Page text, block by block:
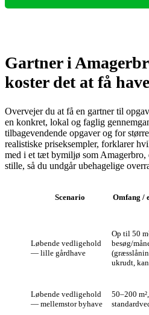
Gartner i
koster det at få
Overvejer du at få en gartner til
en konkret, lokal og faglig
tilbagevendende opgaver og for
realistiske priseksempler, forklarer
med i et tæt bymiljø som
stille, så du undgår ubehagelige
Scenario Omfang /
Løbende vedligehold
— lille gårdhave
Op til 50
besøg/
ukrudt,
Løbende vedligehold
— mellemstor byhave
50–200 m²,